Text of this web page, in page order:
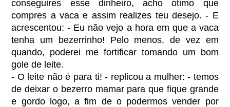
conseguires esse dinheiro, acho ótimo que
compres a vaca e assim realizes teu desejo. - E
acrescentou: - Eu não vejo a hora em que a vaca
tenha um bezerrinho! Pelo menos, de vez em
quando, poderei me fortificar tomando um bom
gole de leite.
- O leite não é para ti! - replicou a mulher: - temos
de deixar o bezerro mamar para que fique grande
e gordo logo, a fim de o podermos vender por